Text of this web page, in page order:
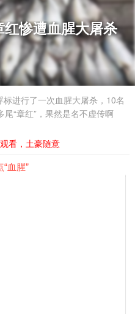
惨遭血腥大屠杀
进行了一次血腥大屠杀，10名
“章红”，果然是名不虚传啊
看，土豪随意
血腥”